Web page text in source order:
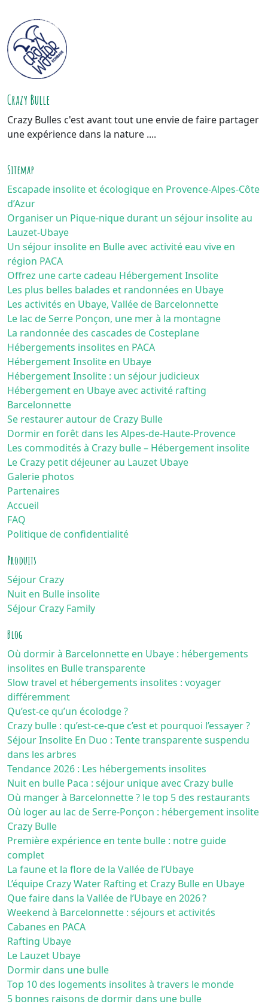
Crazy Bulle
Crazy Bulles c'est avant tout une envie de faire partager
une expérience dans la nature ....
Sitemap
Escapade insolite et écologique en Provence-Alpes-Côte
d’Azur
Organiser un Pique-nique durant un séjour insolite au
Lauzet-Ubaye
Un séjour insolite en Bulle avec activité eau vive en
région PACA
Offrez une carte cadeau Hébergement Insolite
Les plus belles balades et randonnées en Ubaye
Les activités en Ubaye, Vallée de Barcelonnette
Le lac de Serre Ponçon, une mer à la montagne
La randonnée des cascades de Costeplane
Hébergements insolites en PACA
Hébergement Insolite en Ubaye
Hébergement Insolite : un séjour judicieux
Hébergement en Ubaye avec activité rafting
Barcelonnette
Se restaurer autour de Crazy Bulle
Dormir en forêt dans les Alpes-de-Haute-Provence
Les commodités à Crazy bulle – Hébergement insolite
Le Crazy petit déjeuner au Lauzet Ubaye
Galerie photos
Partenaires
Accueil
FAQ
Politique de confidentialité
Produits
Séjour Crazy
Nuit en Bulle insolite
Séjour Crazy Family
Blog
Où dormir à Barcelonnette en Ubaye : hébergements
insolites en Bulle transparente
Slow travel et hébergements insolites : voyager
différemment
Qu’est-ce qu’un écolodge ?
Crazy bulle : qu’est-ce-que c’est et pourquoi l’essayer ?
Séjour Insolite En Duo : Tente transparente suspendu
dans les arbres
Tendance 2026 : Les hébergements insolites
Nuit en bulle Paca : séjour unique avec Crazy bulle
Où manger à Barcelonnette ? le top 5 des restaurants
Où loger au lac de Serre-Ponçon : hébergement insolite
Crazy Bulle
Première expérience en tente bulle : notre guide
complet
La faune et la flore de la Vallée de l’Ubaye
L’équipe Crazy Water Rafting et Crazy Bulle en Ubaye
Que faire dans la Vallée de l’Ubaye en 2026 ?
Weekend à Barcelonnette : séjours et activités
Cabanes en PACA
Rafting Ubaye
Le Lauzet Ubaye
Dormir dans une bulle
Top 10 des logements insolites à travers le monde
5 bonnes raisons de dormir dans une bulle